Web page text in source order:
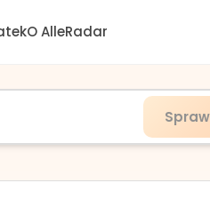
O AlleRadar